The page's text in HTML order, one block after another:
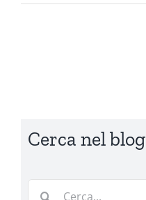
Cerca nel blog
Cerca